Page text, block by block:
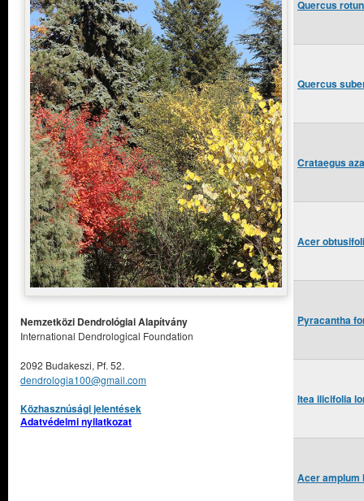
Quercus
Quercus
Crataegus
Acer
Pyracantha
Itea ilicifolia
Acer amplum
Nemzetközi Dendrológiai Alapítvány
International Dendrological Foundation
2092 Budakeszi, Pf. 52.
dendrologia100@gmail.com
Közhasznúsági jelentések
Adatvédelmi nyilatkozat